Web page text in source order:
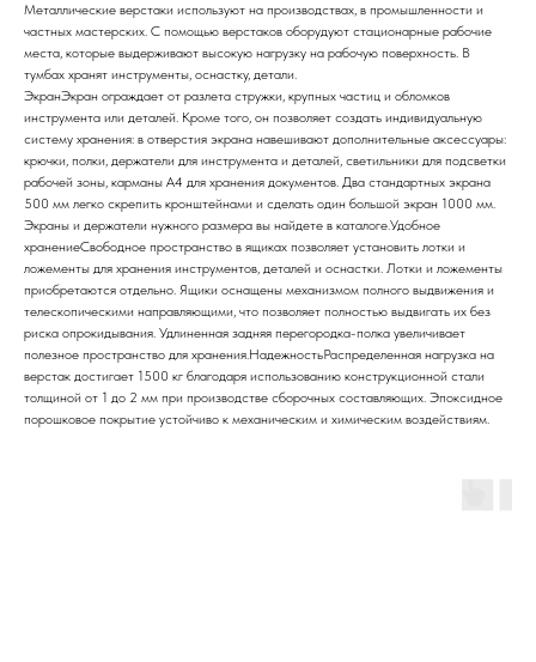
Металлические верстаки используют на производствах, в промышленности и
частных мастерских. С помощью верстаков оборудуют стационарные рабочие
места, которые выдерживают высокую нагрузку на рабочую поверхность. В
тумбах хранят инструменты, оснастку, детали.
ЭкранЭкран ограждает от разлета стружки, крупных частиц и обломков
инструмента или деталей. Кроме того, он позволяет создать индивидуальную
систему хранения: в отверстия экрана навешивают дополнительные аксессуары:
крючки, полки, держатели для инструмента и деталей, светильники для подсветки
рабочей зоны, карманы А4 для хранения документов. Два стандартных экрана
500 мм легко скрепить кронштейнами и сделать один большой экран 1000 мм.
Экраны и держатели нужного размера вы найдете в каталоге.Удобное
хранениеСвободное пространство в ящиках позволяет установить лотки и
ложементы для хранения инструментов, деталей и оснастки. Лотки и ложементы
приобретаются отдельно. Ящики оснащены механизмом полного выдвижения и
телескопическими направляющими, что позволяет полностью выдвигать их без
риска опрокидывания. Удлиненная задняя перегородка-полка увеличивает
полезное пространство для хранения.НадежностьРаспределенная нагрузка на
верстак достигает 1500 кг благодаря использованию конструкционной стали
толщиной от 1 до 2 мм при производстве сборочных составляющих. Эпоксидное
порошковое покрытие устойчиво к механическим и химическим воздействиям.